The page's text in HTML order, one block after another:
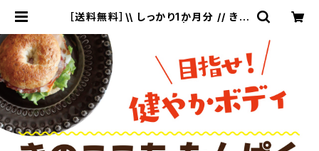
［送料無料］\\ しっかり1か月分 // きの